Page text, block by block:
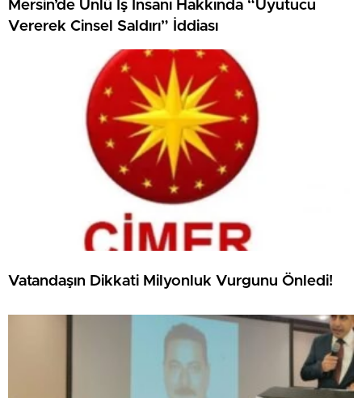
Mersin’de Ünlü İş İnsanı Hakkında “Uyutucu
Vererek Cinsel Saldırı” İddiası
Vatandaşın Dikkati Milyonluk Vurgunu Önledi!